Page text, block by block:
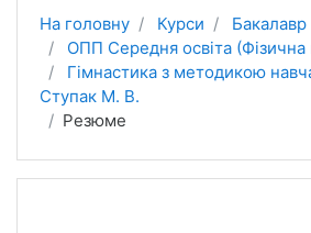
На головну Курси
Бакалавр
ОПП Середня освіта (Фізична
Гімнастика з методикою
Ступак М. В.
Резюме